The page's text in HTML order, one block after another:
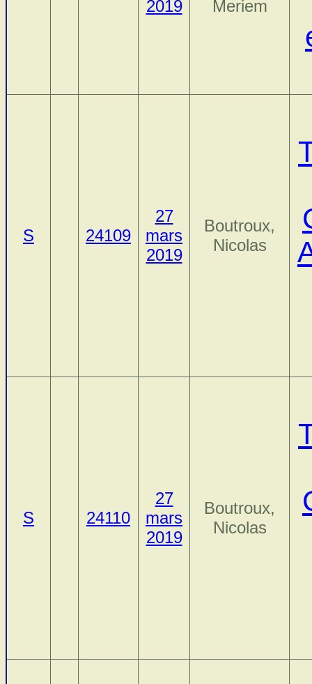
2019
Meriem
S 24109
27
mars
2019
Boutroux,
Nicolas
S 24110
27
mars
2019
Boutroux,
Nicolas